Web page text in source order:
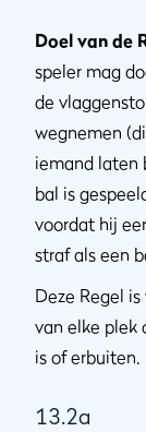
Doel van de
speler mag
de
wegnemen
iemand laten
bal is
voordat hij
straf als een
Deze Regel
van elke plek
is of erbuiten.
13.2a